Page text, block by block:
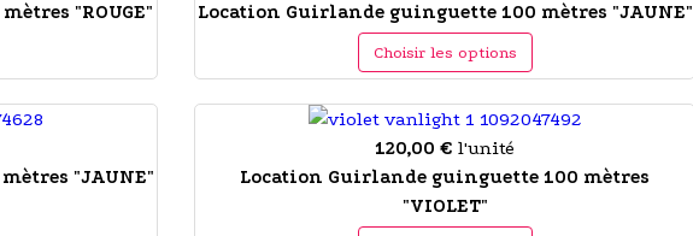
"ROUGE"
Location Guirlande guinguette 100 mètres "JAUNE"
Choisir les options
"JAUNE"
120,00 € l'unité
Location Guirlande guinguette 100 mètres
"VIOLET"